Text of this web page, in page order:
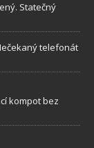
Statečný
telefonát
kompot bez